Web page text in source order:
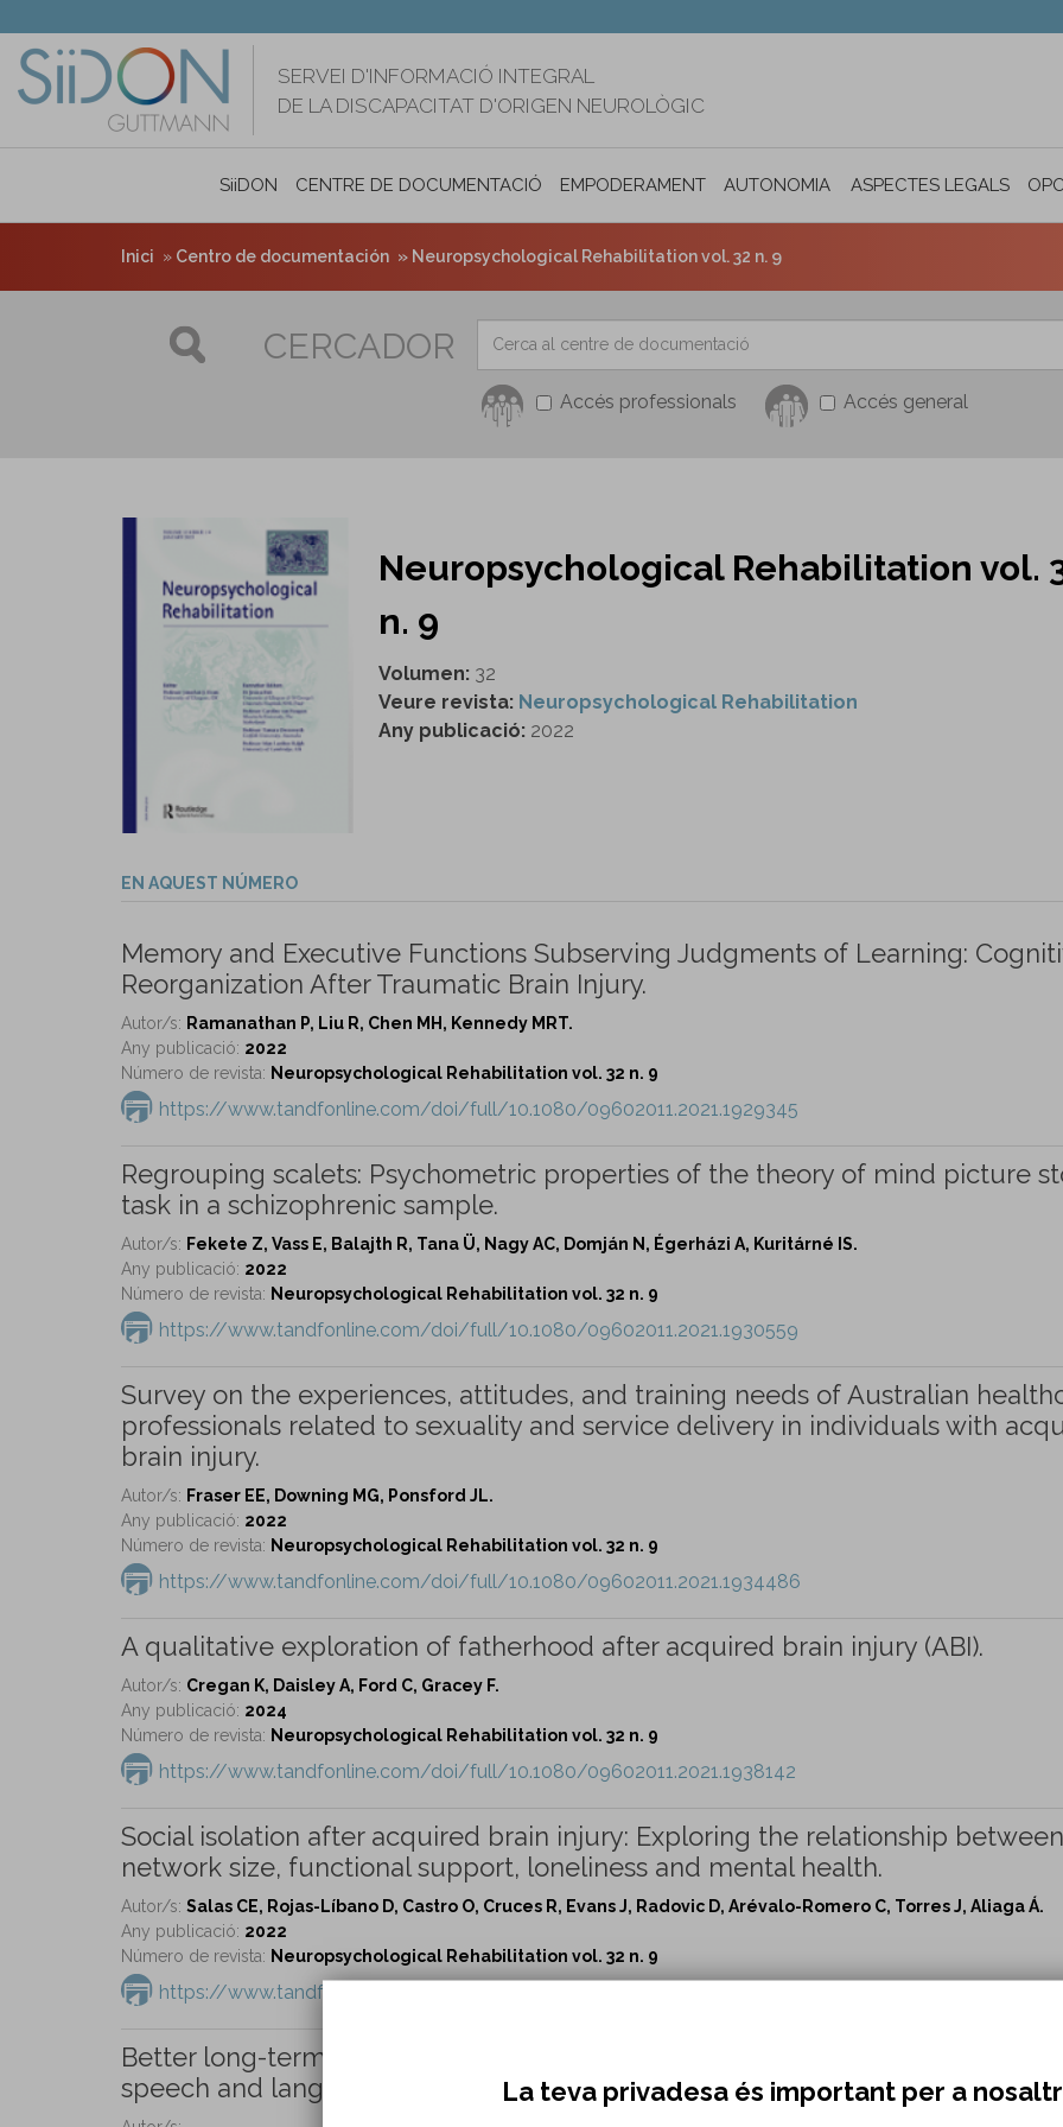
contingut
SERVEI D'INFORMACIÓ INTEGRAL
DE LA DISCAPACITAT D'ORIGEN NEUROLÒGIC
SiiDON CENTRE DE DOCUMENTACIÓ EMPODERAMENT AUTONOMIA PERSONAL I INCLUSIÓ
ASPECTES LEGALS
Inici Centro de documentación Neuropsychological Rehabilitation vol. 32 n. 9
CERCADOR
Accés professionals Accés general
Neuropsychological Rehabilitation vol.
n. 9
Volumen: 32
Veure revista: Neuropsychological Rehabilitation
Any publicació: 2022
EN AQUEST NÚMERO
Memory and Executive Functions Subserving Judgments of Learning:
Reorganization After Traumatic Brain Injury.
Autor/s: Ramanathan P, Liu R, Chen MH, Kennedy MRT.
Any publicació: 2022
Número de revista: Neuropsychological Rehabilitation vol. 32 n. 9
https://www.tandfonline.com/doi/full/10.1080/09602011.2021.1929345
Regrouping scalets: Psychometric properties of the theory of mind picture
task in a schizophrenic sample.
Autor/s: Fekete Z, Vass E, Balajth R, Tana Ü, Nagy AC, Domján N, Égerházi A, Kuritárné IS.
Any publicació: 2022
Número de revista: Neuropsychological Rehabilitation vol. 32 n. 9
https://www.tandfonline.com/doi/full/10.1080/09602011.2021.1930559
Survey on the experiences, attitudes, and training needs of Australian
professionals related to sexuality and service delivery in individuals with
brain injury.
Autor/s: Fraser EE, Downing MG, Ponsford JL.
Any publicació: 2022
Número de revista: Neuropsychological Rehabilitation vol. 32 n. 9
https://www.tandfonline.com/doi/full/10.1080/09602011.2021.1934486
A qualitative exploration of fatherhood after acquired brain injury (ABI).
Autor/s: Cregan K, Daisley A, Ford C, Gracey F.
Any publicació: 2024
Número de revista: Neuropsychological Rehabilitation vol. 32 n. 9
https://www.tandfonline.com/doi/full/10.1080/09602011.2021.1938142
Social isolation after acquired brain injury: Exploring the relationship between
network size, functional support, loneliness and mental health.
Autor/s: Salas CE, Rojas-Líbano D, Castro O, Cruces R, Evans J, Radovic D, Arévalo-Romero C, Torres J, Aliaga Á.
Any publicació: 2022
Número de revista: Neuropsychological Rehabilitation vol. 32 n. 9
https://www.tandfonline.com/doi/full/10.1080/09602011.2021.1939062
Better long-term speech outcomes in stroke survivors who received early
speech and language therapy: What's driving recovery?
La teva privadesa és important per a